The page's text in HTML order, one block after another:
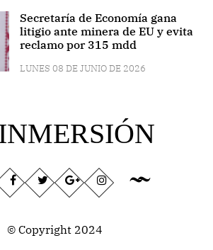
Secretaría de Economía gana
litigio ante minera de EU y evita
reclamo por 315 mdd
LUNES 08 DE JUNIO DE 2026
© Copyright 2024